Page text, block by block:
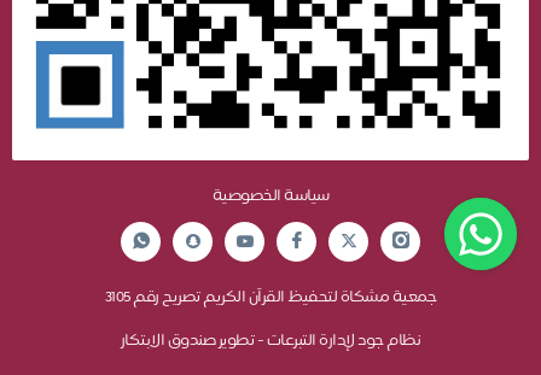
سياسة الخصوصية
جمعية مشكاة لتحفيظ القرآن الكريم تصريح رقم 3105
نظام جود لإدارة التبرعات - تطوير صندوق الابتكار